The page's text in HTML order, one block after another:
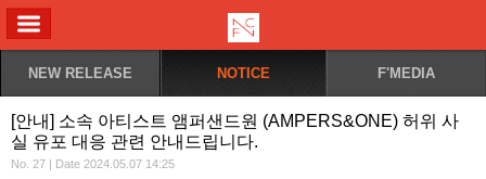
NEW RELEASE NOTICE F'MEDIA
[안내] 소속 아티스트 앰퍼샌드원 (AMPERS&ONE) 허위 사
실 유포 대응 관련 안내드립니다.
No. 27 | Date 2024.05.07 14:25